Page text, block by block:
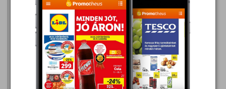
2026.07.29 - 09.01
15 000,00 Ft
SMYGEHUK napernyő